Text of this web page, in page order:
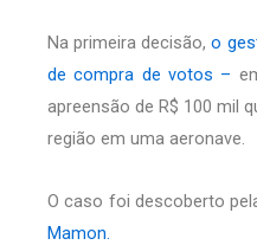
Na primeira decisão, o
de compra de votos –
apreensão de R$ 100 mil
região em uma aeronave.
O caso foi descoberto
Mamon.